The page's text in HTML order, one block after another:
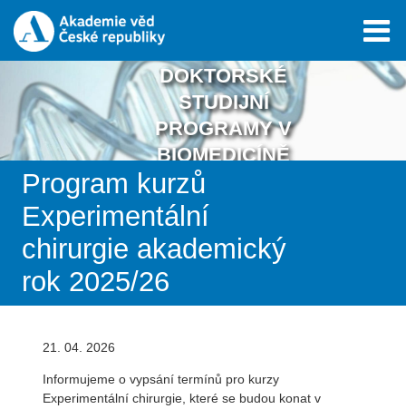
DOKTORSKÉ
STUDIJNÍ
PROGRAMY V
BIOMEDICÍNĚ
Program kurzů
Experimentální
chirurgie akademický
rok 2025/26
21. 04. 2026
Informujeme o vypsání termínů pro kurzy
Experimentální chirurgie, které se budou konat v